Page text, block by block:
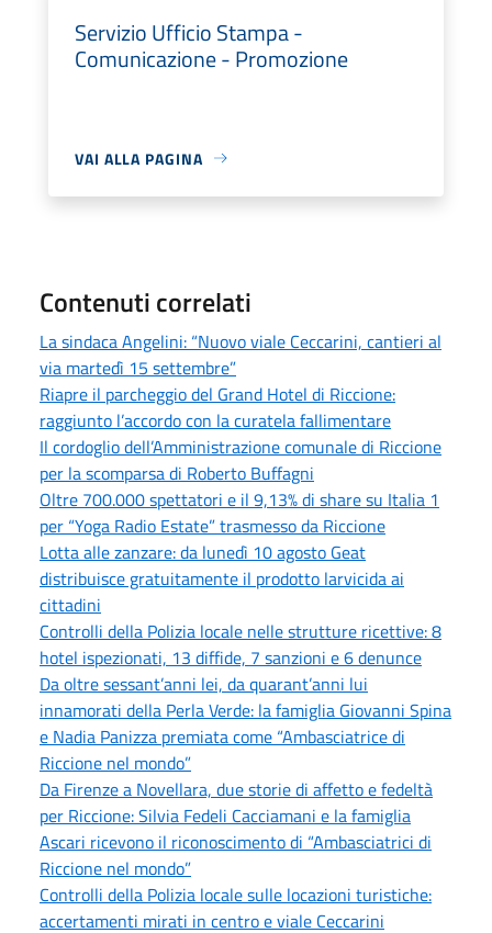
Servizio Ufficio Stampa -
Comunicazione - Promozione
VAI ALLA PAGINA
Contenuti correlati
La sindaca Angelini: “Nuovo viale Ceccarini, cantieri al
via martedì 15 settembre”
Riapre il parcheggio del Grand Hotel di Riccione:
raggiunto l’accordo con la curatela fallimentare
Il cordoglio dell’Amministrazione comunale di Riccione
per la scomparsa di Roberto Buffagni
Oltre 700.000 spettatori e il 9,13% di share su Italia 1
per “Yoga Radio Estate” trasmesso da Riccione
Lotta alle zanzare: da lunedì 10 agosto Geat
distribuisce gratuitamente il prodotto larvicida ai
cittadini
Controlli della Polizia locale nelle strutture ricettive: 8
hotel ispezionati, 13 diffide, 7 sanzioni e 6 denunce
Da oltre sessant’anni lei, da quarant’anni lui
innamorati della Perla Verde: la famiglia Giovanni Spina
e Nadia Panizza premiata come “Ambasciatrice di
Riccione nel mondo”
Da Firenze a Novellara, due storie di affetto e fedeltà
per Riccione: Silvia Fedeli Cacciamani e la famiglia
Ascari ricevono il riconoscimento di “Ambasciatrici di
Riccione nel mondo”
Controlli della Polizia locale sulle locazioni turistiche:
accertamenti mirati in centro e viale Ceccarini